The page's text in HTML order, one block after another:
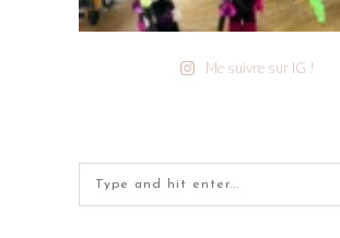
Me suivre sur IG !